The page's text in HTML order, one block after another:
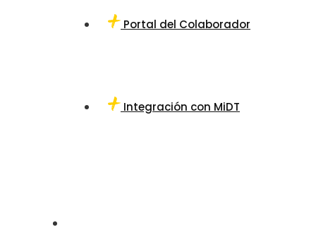
Portal del Colaborador
Integración con MiDT